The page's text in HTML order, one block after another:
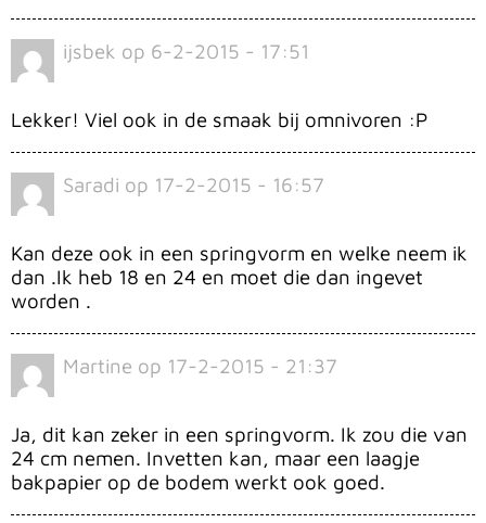
ijsbek op 6-2-2015 - 17:51
Lekker! Viel ook in de smaak bij omnivoren :P
Saradi op 17-2-2015 - 16:57
Kan deze ook in een springvorm en welke neem ik
dan .Ik heb 18 en 24 en moet die dan ingevet
worden .
Martine op 17-2-2015 - 21:37
Ja, dit kan zeker in een springvorm. Ik zou die van
24 cm nemen. Invetten kan, maar een laagje
bakpapier op de bodem werkt ook goed.